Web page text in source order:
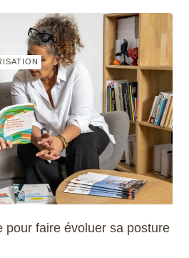
pour faire évoluer sa posture